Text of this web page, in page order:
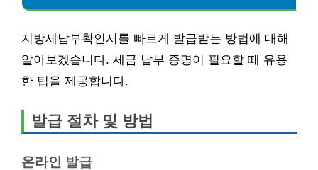
지방세납부확인서를 빠르게 발급받는 방법에 대해
알아보겠습니다. 세금 납부 증명이 필요할 때 유용
한 팁을 제공합니다.
발급 절차 및 방법
온라인 발급